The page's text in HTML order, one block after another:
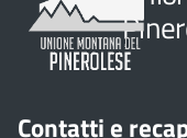
Contatti e